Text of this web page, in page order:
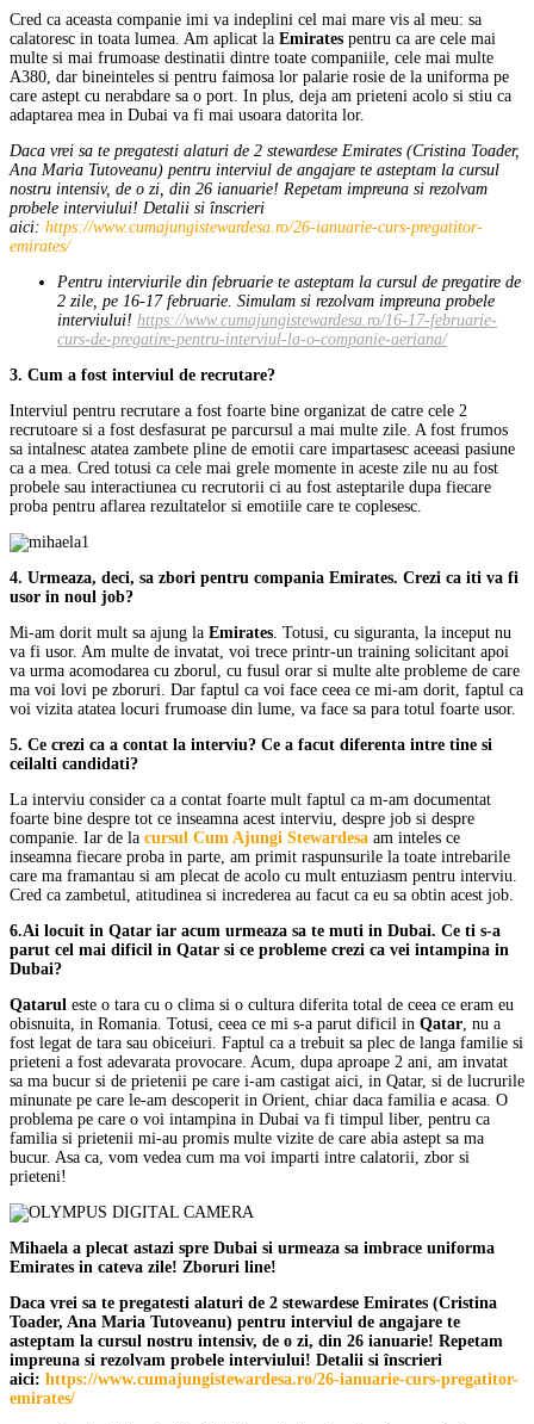
Cred ca aceasta companie imi va indeplini cel mai mare vis al meu: sa
calatoresc in toata lumea. Am aplicat la Emirates pentru ca are cele mai
multe si mai frumoase destinatii dintre toate companiile, cele mai multe
A380, dar bineinteles si pentru faimosa lor palarie rosie de la uniforma pe
care astept cu nerabdare sa o port. In plus, deja am prieteni acolo si stiu ca
adaptarea mea in Dubai va fi mai usoara datorita lor.
Daca vrei sa te pregatesti alaturi de 2 stewardese Emirates (Cristina Toader,
Ana Maria Tutoveanu) pentru interviul de angajare te asteptam la cursul
nostru intensiv, de o zi, din 26 ianuarie! Repetam impreuna si rezolvam
probele interviului! Detalii si înscrieri
aici: https://www.cumajungistewardesa.ro/26-ianuarie-curs-pregatitor-
emirates/
Pentru interviurile din februarie te asteptam la cursul de pregatire de
2 zile, pe 16-17 februarie. Simulam si rezolvam impreuna probele
interviului! https://www.cumajungistewardesa.ro/16-17-februarie-
curs-de-pregatire-pentru-interviul-la-o-companie-aeriana/
3. Cum a fost interviul de recrutare?
Interviul pentru recrutare a fost foarte bine organizat de catre cele 2
recrutoare si a fost desfasurat pe parcursul a mai multe zile. A fost frumos
sa intalnesc atatea zambete pline de emotii care impartasesc aceeasi pasiune
ca a mea. Cred totusi ca cele mai grele momente in aceste zile nu au fost
probele sau interactiunea cu recrutorii ci au fost asteptarile dupa fiecare
proba pentru aflarea rezultatelor si emotiile care te coplesesc.
4. Urmeaza, deci, sa zbori pentru compania Emirates. Crezi ca iti va fi
usor in noul job?
Mi-am dorit mult sa ajung la Emirates. Totusi, cu siguranta, la inceput nu
va fi usor. Am multe de invatat, voi trece printr-un training solicitant apoi
va urma acomodarea cu zborul, cu fusul orar si multe alte probleme de care
ma voi lovi pe zboruri. Dar faptul ca voi face ceea ce mi-am dorit, faptul ca
voi vizita atatea locuri frumoase din lume, va face sa para totul foarte usor.
5. Ce crezi ca a contat la interviu? Ce a facut diferenta intre tine si
ceilalti candidati?
La interviu consider ca a contat foarte mult faptul ca m-am documentat
foarte bine despre tot ce inseamna acest interviu, despre job si despre
companie. Iar de la cursul Cum Ajungi Stewardesa am inteles ce
inseamna fiecare proba in parte, am primit raspunsurile la toate intrebarile
care ma framantau si am plecat de acolo cu mult entuziasm pentru interviu.
Cred ca zambetul, atitudinea si increderea au facut ca eu sa obtin acest job.
6.Ai locuit in Qatar iar acum urmeaza sa te muti in Dubai. Ce ti s-a
parut cel mai dificil in Qatar si ce probleme crezi ca vei intampina in
Dubai?
Qatarul este o tara cu o clima si o cultura diferita total de ceea ce eram eu
obisnuita, in Romania. Totusi, ceea ce mi s-a parut dificil in Qatar, nu a
fost legat de tara sau obiceiuri. Faptul ca a trebuit sa plec de langa familie si
prieteni a fost adevarata provocare. Acum, dupa aproape 2 ani, am invatat
sa ma bucur si de prietenii pe care i-am castigat aici, in Qatar, si de lucrurile
minunate pe care le-am descoperit in Orient, chiar daca familia e acasa. O
problema pe care o voi intampina in Dubai va fi timpul liber, pentru ca
familia si prietenii mi-au promis multe vizite de care abia astept sa ma
bucur. Asa ca, vom vedea cum ma voi imparti intre calatorii, zbor si
prieteni!
Mihaela a plecat astazi spre Dubai si urmeaza sa imbrace uniforma
Emirates in cateva zile! Zboruri line!
Daca vrei sa te pregatesti alaturi de 2 stewardese Emirates (Cristina
Toader, Ana Maria Tutoveanu) pentru interviul de angajare te
asteptam la cursul nostru intensiv, de o zi, din 26 ianuarie! Repetam
impreuna si rezolvam probele interviului! Detalii si înscrieri
aici: https://www.cumajungistewardesa.ro/26-ianuarie-curs-pregatitor-
emirates/